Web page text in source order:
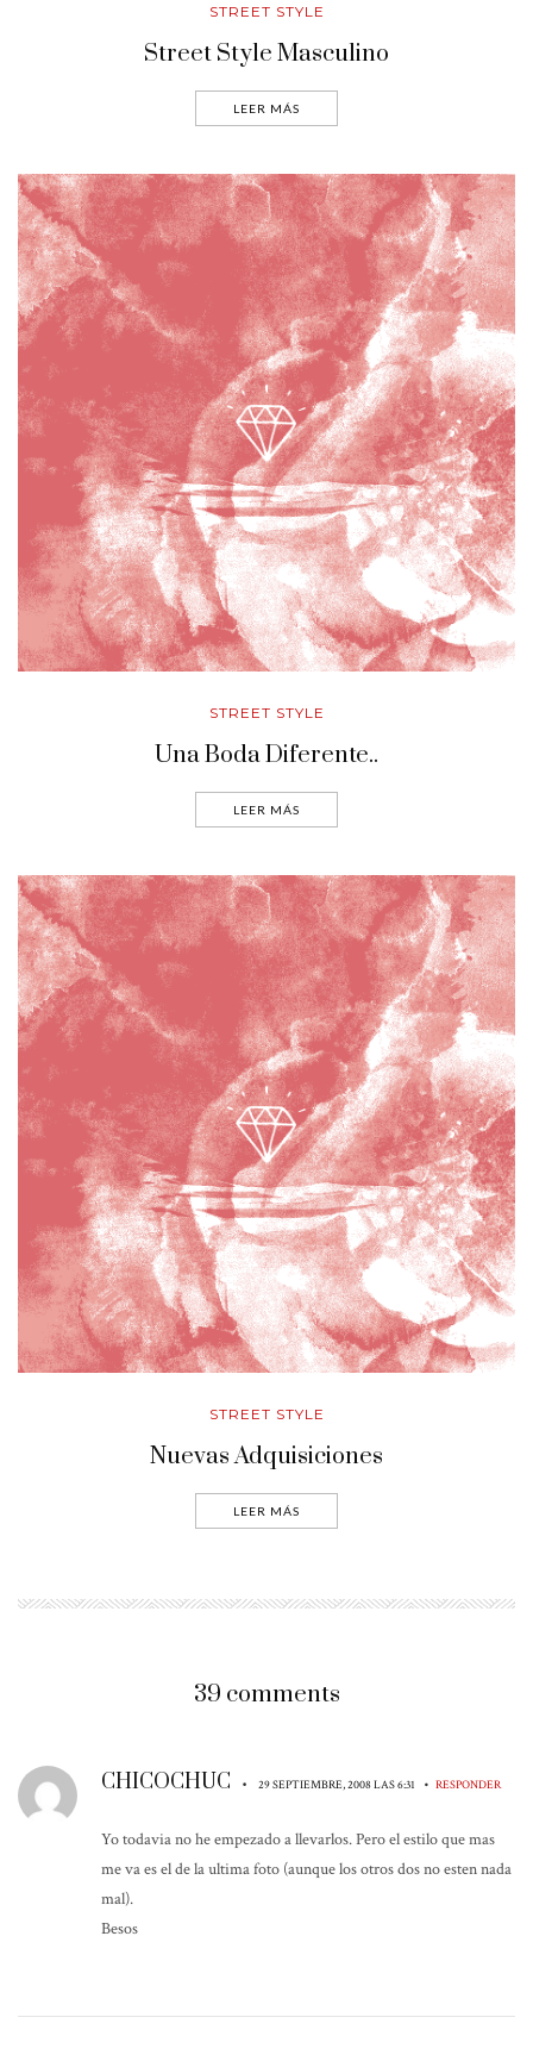
STREET STYLE
Street Style Masculino
LEER MÁS
STREET STYLE
Una Boda Diferente..
LEER MÁS
STREET STYLE
Nuevas Adquisiciones
LEER MÁS
39 comments
CHICOCHUC • 29 SEPTIEMBRE, 2008 LAS 6:31 • RESPONDER
Yo todavia no he empezado a llevarlos. Pero el estilo que mas
me va es el de la ultima foto (aunque los otros dos no esten nada
mal).
Besos